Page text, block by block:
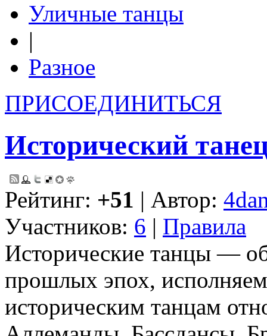
Уличные танцы
|
Разное
ПРИСОЕДИНИТЬСЯ
Исторический
Рейтинг: +51 | Автор:
Участников: 6 | Правила
Исторические танцы —
прошлых эпох,
историческим танцам